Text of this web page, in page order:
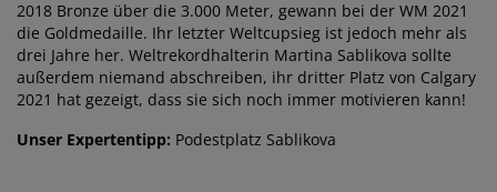
2018 Bronze über die 3.000 Meter, gewann bei der WM 2021
die Goldmedaille. Ihr letzter Weltcupsieg ist jedoch mehr als
drei Jahre her. Weltrekordhalterin Martina Sablikova sollte
außerdem niemand abschreiben, ihr dritter Platz von Calgary
2021 hat gezeigt, dass sie sich noch immer motivieren kann!
Unser Expertentipp: Podestplatz Sablikova